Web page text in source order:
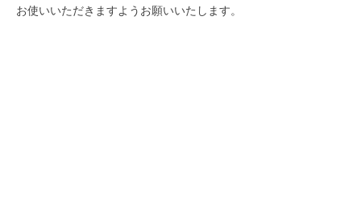
お使いいただきますようお願いいたします。